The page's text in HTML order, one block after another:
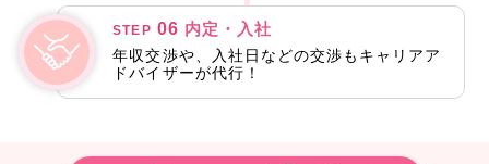
STEP 06 内定・入社
年収交渉や、入社日などの交渉もキャリアア
ドバイザーが代行！